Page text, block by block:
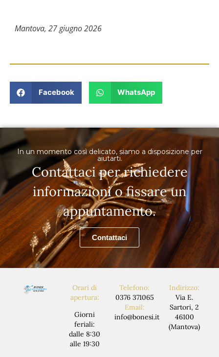
Mantova, 27 giugno 2026
Facebook WhatsApp
In un momento così delicato, siamo a disposizione per
aiutarti.
Contattaci per richiedere
informazioni o fissare un
appuntamento.
Contattaci
Orari di
apertura:
Giorni
feriali:
dalle 8:30
alle 19:30
Telefono:
0376 371065
Email:
info@bonesi.it
Indirizzo:
Via E.
Sartori, 2
46100
(Mantova)